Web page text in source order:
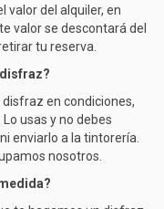
valor del alquiler, en
valor se descontará del
tu reserva.
en condiciones,
usas y no debes
enviarlo a la tintorería.
nosotros.